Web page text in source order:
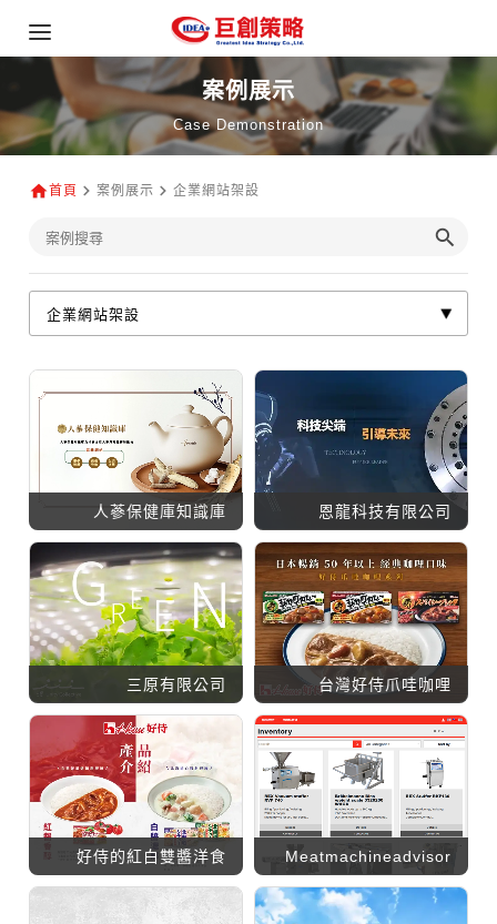
案例展示
Case Demonstration
首頁 案例展示 企業網站架設
人蔘保健庫知識庫 恩龍科技有限公司
三原有限公司 台灣好侍爪哇咖哩
好侍的紅白雙醬洋食 Meatmachineadvisor